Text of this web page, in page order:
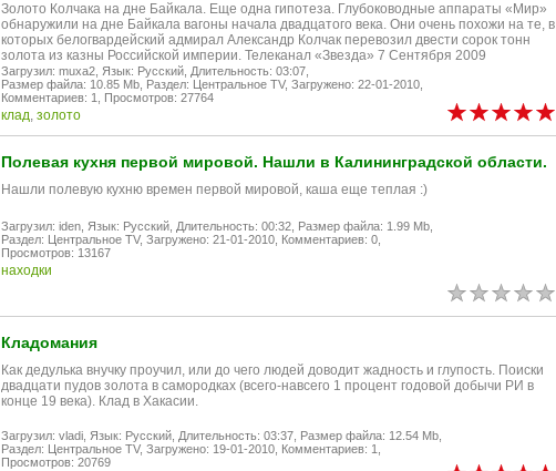
Золото Колчака на дне Байкала. Еще одна гипотеза. Глубоководные аппараты «Мир»
обнаружили на дне Байкала вагоны начала двадцатого века. Они очень похожи на те, в
которых белогвардейский адмирал Александр Колчак перевозил двести сорок тонн
золота из казны Российской империи. Телеканал «Звезда» 7 Сентября 2009
Загрузил: muxa2, Язык: Русский, Длительность: 03:07,
Размер файла: 10.85 Mb, Раздел: Центральное TV, Загружено: 22-01-2010,
Комментариев: 1,
Просмотров: 27764
клад, золото
Полевая кухня первой мировой. Нашли в Калининградской области.
Нашли полевую кухню времен первой мировой, каша еще теплая :)
Загрузил: iden, Язык: Русский, Длительность: 00:32, Размер файла: 1.99 Mb,
Раздел: Центральное TV, Загружено: 21-01-2010, Комментариев: 0,
Просмотров: 13167
находки
Кладомания
Как дедулька внучку проучил, или до чего людей доводит жадность и глупость. Поиски
двадцати пудов золота в самородках (всего-навсего 1 процент годовой добычи РИ в
конце 19 века). Клад в Хакасии.
Загрузил: vladi, Язык: Русский, Длительность: 03:37, Размер файла: 12.54 Mb,
Раздел: Центральное TV, Загружено: 19-01-2010, Комментариев: 1,
Просмотров: 20769